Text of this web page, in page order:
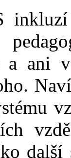
a ani